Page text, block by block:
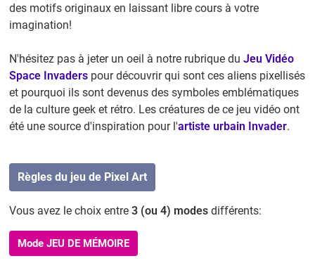
des motifs originaux en laissant libre cours à votre
imagination!
N'hésitez pas à jeter un oeil à notre rubrique duJeu Vidéo
Space Invaders pour découvrir qui sont ces aliens pixellisés
et pourquoi ils sont devenus des symboles emblématiques
de la culture geek et rétro. Les créatures de ce jeu vidéo ont
été une source d'inspiration pour l'artiste urbain Invader.
Règles du jeu de Pixel Art
Vous avez le choix entre3 (ou 4) modes différents:
Mode JEU DE MÉMOIRE